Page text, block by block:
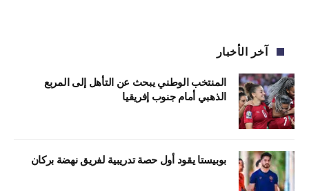
آخر الأخبار
المنتخب الوطني يبحث عن التأهل إلى المربع
الذهبي أمام جنوب إفريقيا
بوبيستا يقود أول حصة تدريبية لفريق نهضة بركان